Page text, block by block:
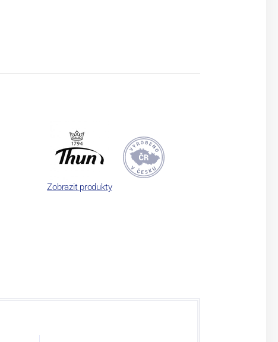
Zobrazit produkty